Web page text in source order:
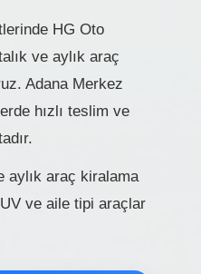
HG Oto
ve aylık araç
Adana Merkez
hızlı teslim ve
aylık araç kiralama
ve aile tipi araçlar